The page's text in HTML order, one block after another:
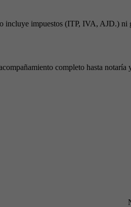
impuestos (ITP, IVA, AJD.) ni
completo hasta notaría